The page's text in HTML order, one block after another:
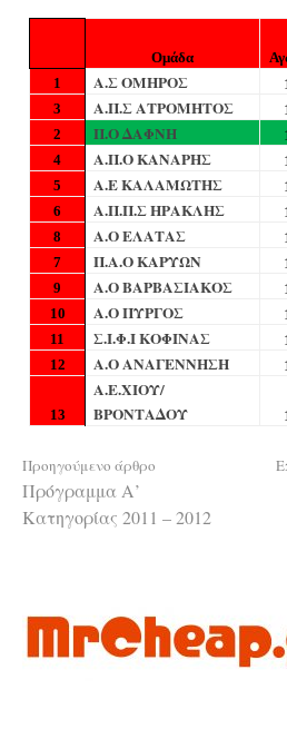
Ομάδα
1
Α.ΣOΜΗΡΟΣ
3
Α.Π.Σ ΑΤΡΟΜΗΤΟΣ
2
Π.Ο ΔΑΦΝΗ
4
Α.Π.Ο ΚΑΝΑΡΗΣ
5
Α.Ε ΚΑΛΑΜΩΤΗΣ
6
Α.Π.Π.Σ ΗΡΑΚΛΗΣ
8
Α.Ο ΕΛΑΤΑΣ
7
Π.Α.Ο ΚΑΡΥΩΝ
9
Α.Ο ΒΑΡΒΑΣΙΑΚΟΣ
10
Α.Ο ΠΥΡΓΟΣ
11
Σ.Ι.Φ.Ι ΚΟΦΙΝΑΣ
12
Α.Ο ΑΝΑΓΕΝΝΗΣΗ
13
Α.Ε.ΧΙΟΥ/
ΒΡΟΝΤΑΔΟΥ
Διαβάστε
Προηγούμενο άρθρο
Πρόγραμμα Α’
Κατηγορίας 2011 – 2012